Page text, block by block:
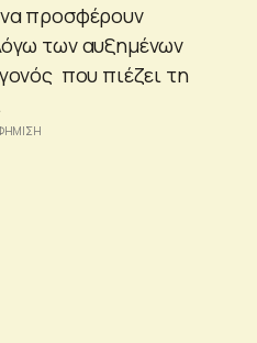
προσφέρουν
των αυξημένων
που πιέζει τη